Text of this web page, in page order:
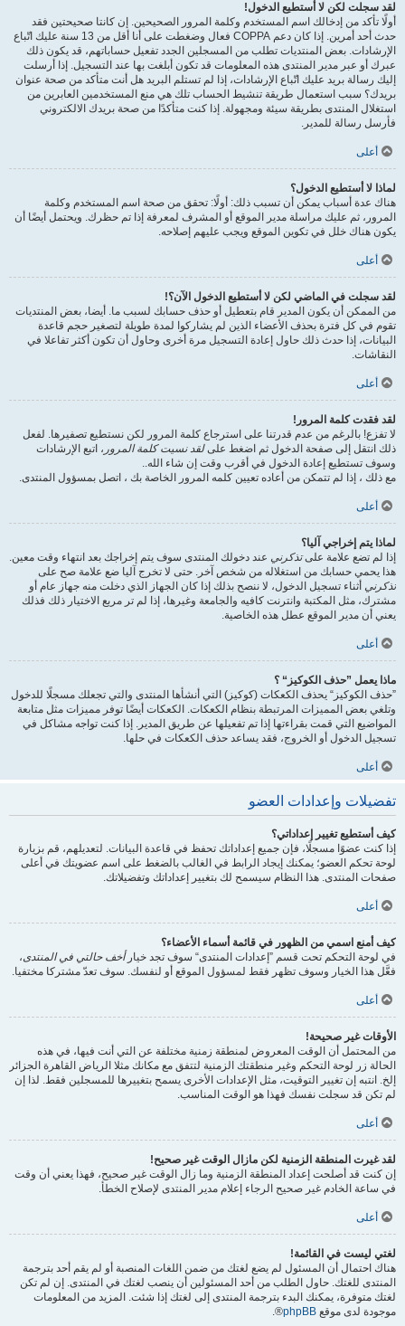
لقد سجلت لكن لا أستطيع الدخول!
أولًا تأكد من إدخالك اسم المستخدم وكلمة المرور الصحيحين. إن كانتا صحيحتين فقد
حدث أحد أمرين. إذا كان دعم COPPA فعال وضغطت على أنا أقل من 13 سنة عليك اتّباع
الإرشادات. بعض المنتديات تطلب من المسجلين الجدد تفعيل حساباتهم، قد يكون ذلك
عبرك أو عبر مدير المنتدى هذه المعلومات قد تكون أبلغت بها عند التسجيل. إذا أرسلت
إليك رسالة بريد عليك اتّباع الإرشادات، إذا لم تستلم البريد هل أنت متأكد من صحة عنوان
بريدك؟ سبب استعمال طريقة تنشيط الحساب تلك هي منع المستخدمين العابرين من
استغلال المنتدى بطريقة سيئة ومجهولة. إذا كنت متأكدًا من صحة بريدك الالكتروني
فأرسل رسالة للمدير.
أعلى
لماذا لا أستطيع الدخول؟
هناك عدة أسباب يمكن أن تسبب ذلك: أولًا: تحقق من صحة اسم المستخدم وكلمة
المرور، ثم عليك مراسلة مدير الموقع أو المشرف لمعرفة إذا تم حظرك. ويحتمل أيضًا أن
يكون هناك خلل في تكوين الموقع ويجب عليهم إصلاحه.
أعلى
لقد سجلت في الماضي لكن لا أستطيع الدخول الآن؟!
من الممكن أن يكون المدير قام بتعطيل أو حذف حسابك لسبب ما. أيضا، بعض المنتديات
تقوم في كل فترة بحذف الأعضاء الذين لم يشاركوا لمدة طويلة لتصغير حجم قاعدة
البيانات، إذا حدث ذلك حاول إعادة التسجيل مرة أخرى وحاول أن تكون أكثر تفاعلا في
النقاشات.
أعلى
لقد فقدت كلمة المرور!
لا تفزع! بالرغم من عدم قدرتنا على استرجاع كلمة المرور لكن نستطيع تصفيرها. لفعل
ذلك انتقل إلى صفحة الدخول ثم اضغط علىلقد نسيت كلمة المرور ، اتبع الإرشادات
وسوف تستطيع إعادة الدخول في أقرب وقت إن شاء الله..
مع ذلك ، إذا لم تتمكن من أعاده تعيين كلمه المرور الخاصة بك ، اتصل بمسؤول المنتدى.
أعلى
لماذا يتم إخراجي آليا؟
إذا لم تضع علامة علىتذكرني عند دخولك المنتدى سوف يتم إخراجك بعد انتهاء وقت معين.
هذا يحمي حسابك من استغلاله من شخص آخر. حتى لا تخرج آليا ضع علامة صح على
تذكرني أثناء تسجيل الدخول، لا ننصح بذلك إذا كان الجهاز الذي دخلت منه جهاز عام أو
مشترك، مثل المكتبة وانترنت كافيه والجامعة وغيرها، إذا لم تر مربع الاختيار ذلك فذلك
يعني أن مدير الموقع عطل هذه الخاصية.
أعلى
ماذا يعمل ”حذف الكوكيز“ ؟
”حذف الكوكيز“ يحذف الكعكات (كوكيز) التي أنشأها المنتدى والتي تجعلك مسجلًا للدخول
وتلغي بعض المميزات المرتبطة بنظام الكعكات. الكعكات أيضًا توفر مميزات مثل متابعة
المواضيع التي قمت بقراءتها إذا تم تفعيلها عن طريق المدير. إذا كنت تواجه مشاكل في
تسجيل الدخول أو الخروج، فقد يساعد حذف الكعكات في حلها.
أعلى
تفضيلات وإعدادات العضو
كيف أستطيع تغيير إعداداتي؟
إذا كنت عضوًا مسجلًا، فإن جميع إعداداتك تحفظ في قاعدة البيانات. لتعديلهم، قم بزيارة
لوحة تحكم العضو؛ يمكنك إيجاد الرابط في الغالب بالضغط على اسم عضويتك في أعلى
صفحات المنتدى. هذا النظام سيسمح لك بتغيير إعداداتك وتفضيلاتك.
أعلى
كيف أمنع اسمي من الظهور في قائمة أسماء الأعضاء؟
في لوحة التحكم تحت قسم ”إعدادات المنتدى“ سوف تجد خيارأخف حالتي في المنتدى،
فعَّل هذا الخيار وسوف تظهر فقط لمسؤول الموقع أو لنفسك. سوف تعدّ مشتركا مختفيا.
أعلى
الأوقات غير صحيحة!
من المحتمل أن الوقت المعروض لمنطقة زمنية مختلفة عن التي أنت فيها، في هذه
الحالة زر لوحة التحكم وغير منطقتك الزمنية لتتفق مع مكانك مثلا الرياض القاهرة الجزائر
إلخ. انتبه إن تغيير التوقيت، مثل الإعدادات الأخرى يسمح بتغييرها للمسجلين فقط. لذا إن
لم تكن قد سجلت نفسك فهذا هو الوقت المناسب.
أعلى
لقد غيرت المنطقة الزمنية لكن مازال الوقت غير صحيح!
إن كنت قد أصلحت إعداد المنطقة الزمنية وما زال الوقت غير صحيح، فهذا يعني أن وقت
في ساعة الخادم غير صحيح الرجاء إعلام مدير المنتدى لإصلاح الخطأ.
أعلى
لغتي ليست في القائمة!
هناك احتمال أن المسئول لم يضع لغتك من ضمن اللغات المنصبة أو لم يقم أحد بترجمة
المنتدى للغتك. حاول الطلب من أحد المسئولين أن ينصب لغتك في المنتدى. إن لم تكن
لغتك متوفرة، يمكنك البدء بترجمة المنتدى إلى لغتك إذا شئت. المزيد من المعلومات
موجودة لدى موقع phpBB
®.